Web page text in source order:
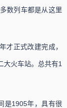
数列车都是从这里
才正式改建完成，
大火车站。总共有1
是1905年，具有很